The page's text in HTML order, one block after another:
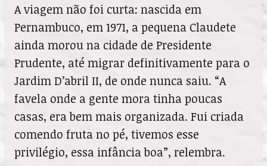
A viagem não foi curta: nascida em
Pernambuco, em 1971, a pequena Claudete
ainda morou na cidade de Presidente
Prudente, até migrar definitivamente para o
Jardim D’abril II, de onde nunca saiu. “A
favela onde a gente mora tinha poucas
casas, era bem mais organizada. Fui criada
comendo fruta no pé, tivemos esse
privilégio, essa infância boa”, relembra.